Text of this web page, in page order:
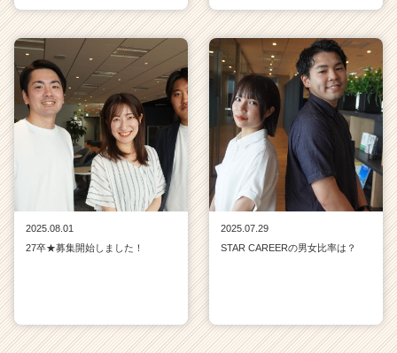
2025.08.01
27卒★募集開始しました！
2025.07.29
STAR CAREERの男女比率は？